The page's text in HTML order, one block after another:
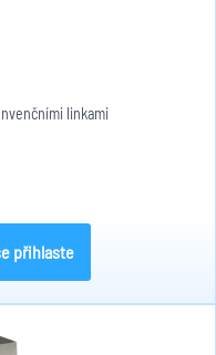
linkami
přihlaste